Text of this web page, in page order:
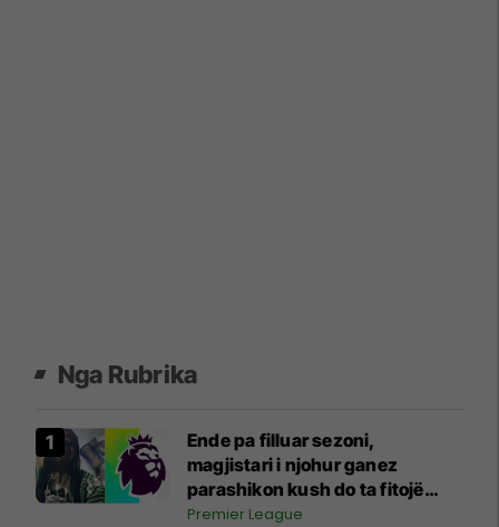
Nga Rubrika
Ende pa filluar sezoni,
magjistari i njohur ganez
parashikon kush do ta fitojë
Ligën Premier
Premier League